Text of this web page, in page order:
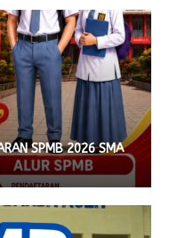
SPMB 2026 SMA